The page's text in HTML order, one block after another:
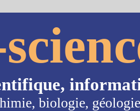
biologie, géologie